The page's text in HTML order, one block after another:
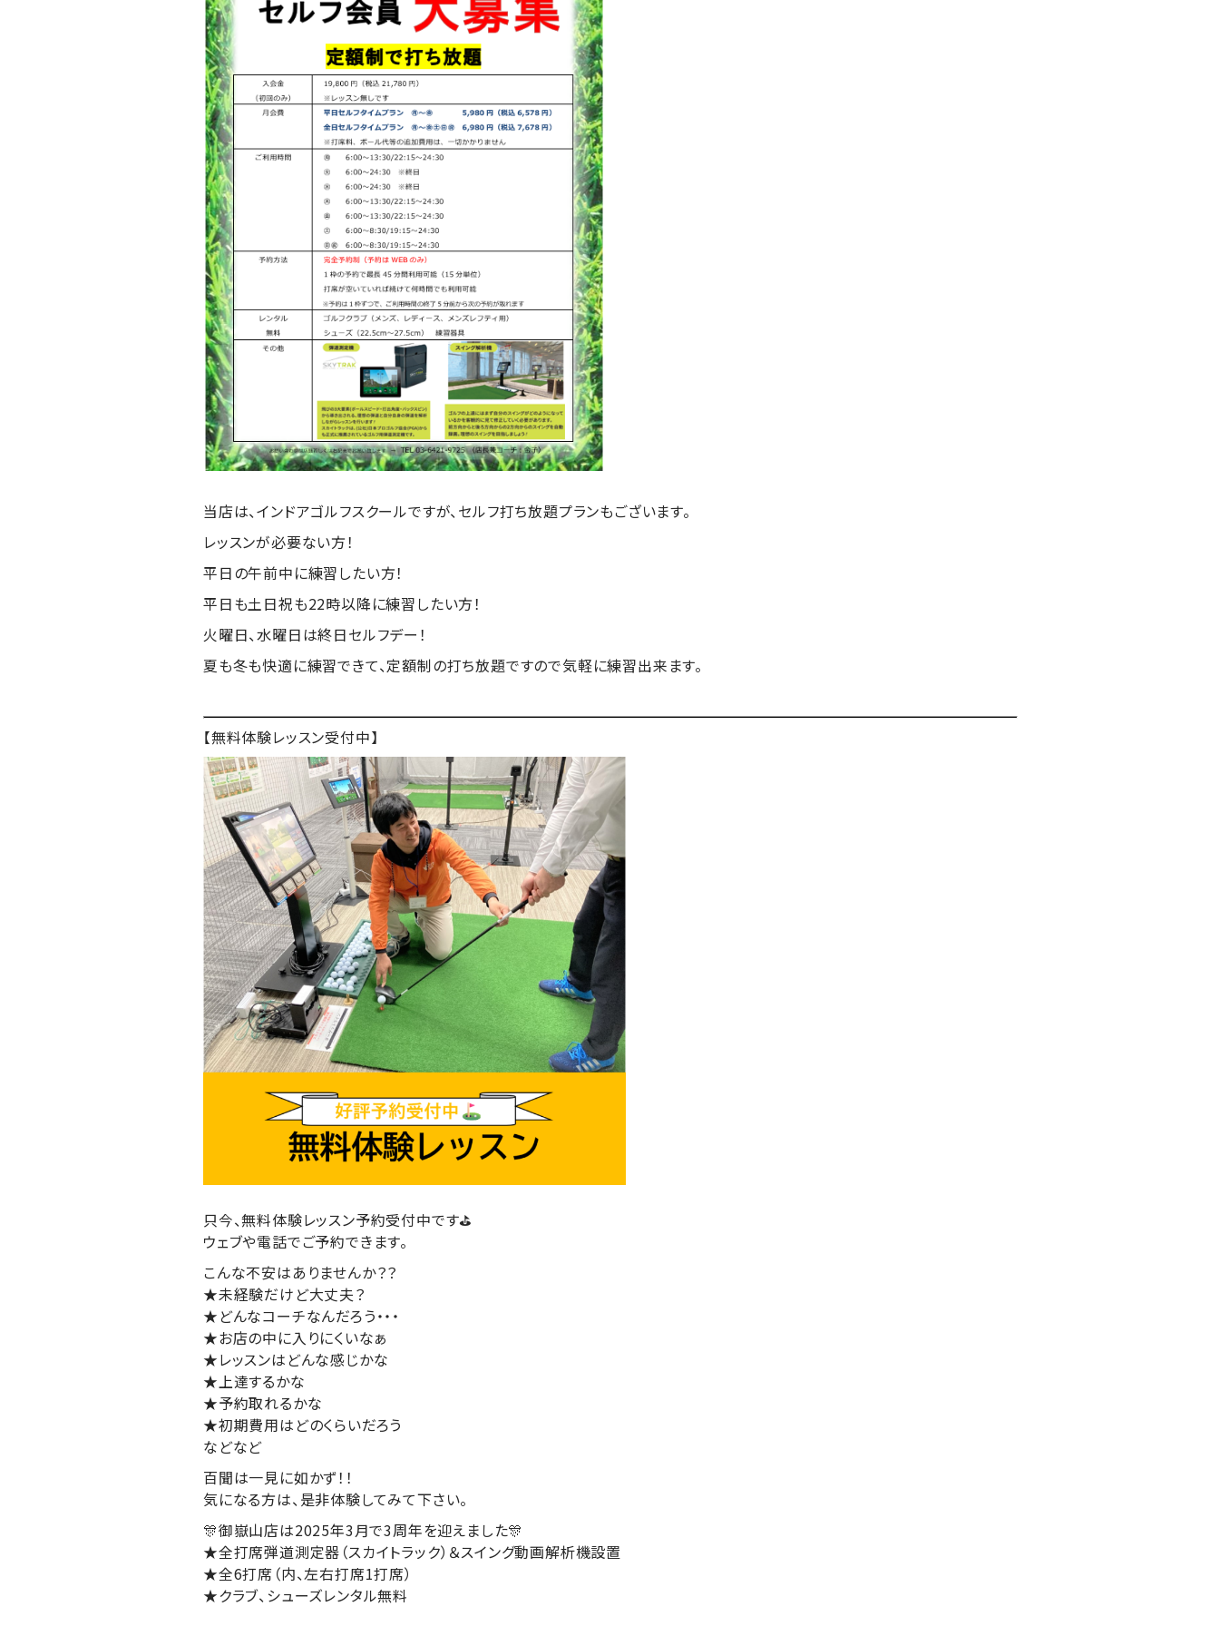
当店は、インドアゴルフスクールですが、セルフ打ち放題プランもございます。
レッスンが必要ない方！
平日の午前中に練習したい方！
平日も土日祝も22時以降に練習したい方！
火曜日、水曜日は終日セルフデー！
夏も冬も快適に練習できて、定額制の打ち放題ですので気軽に練習出来ます。
【無料体験レッスン受付中】
只今、無料体験レッスン予約受付中です⛳
ウェブや電話でご予約できます。
こんな不安はありませんか？？
★未経験だけど大丈夫？
★どんなコーチなんだろう・・・
★お店の中に入りにくいなぁ
★レッスンはどんな感じかな
★上達するかな
★予約取れるかな
★初期費用はどのくらいだろう
などなど
百聞は一見に如かず！！
気になる方は、是非体験してみて下さい。
🎊御嶽山店は2025年3月で3周年を迎えました🎊
★全打席弾道測定器（スカイトラック）＆スイング動画解析機設置
★全6打席（内、左右打席1打席）
★クラブ、シューズレンタル無料